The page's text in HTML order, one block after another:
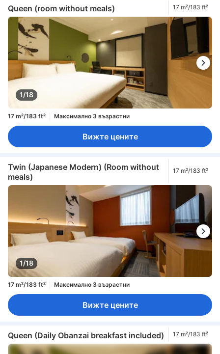
Queen (room without meals) 17 m²/183 ft²
1/18
17 m²/183 ft² Максимално 3 възрастни
Вижте цените
Twin (Japanese Modern) (Room without
meals)
17 m²/183 ft²
1/18
17 m²/183 ft² Максимално 3 възрастни
Вижте цените
Queen (Daily Obanzai breakfast included) 17 m²/183 ft²